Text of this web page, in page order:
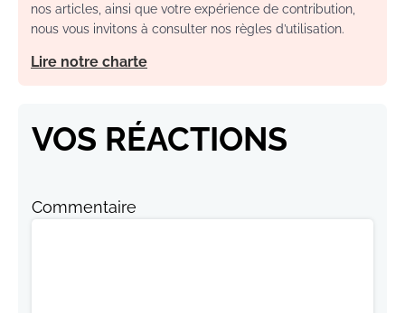
nos articles, ainsi que votre expérience de contribution,
nous vous invitons à consulter nos règles d’utilisation.
Lire notre charte
VOS RÉACTIONS
Commentaire